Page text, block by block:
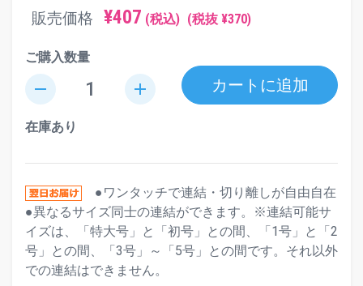
販売価格 ¥407 (税込) (税抜 ¥370)
ご購入数量
remove add カートに追加
在庫あり
●ワンタッチで連結・切り離しが自由自在
●異なるサイズ同士の連結ができます。※連結可能サ
イズは、「特大号」と「初号」との間、「1号」と「2
号」との間、「3号」～「5号」との間です。それ以外
での連結はできません。